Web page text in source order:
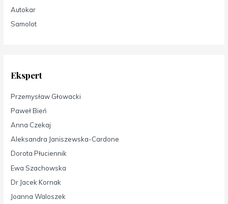
Autokar
Samolot
Ekspert
Przemysław Głowacki
Paweł Bień
Anna Czekaj
Aleksandra Janiszewska-Cardone
Dorota Płuciennik
Ewa Szachowska
Dr Jacek Kornak
Joanna Waloszek